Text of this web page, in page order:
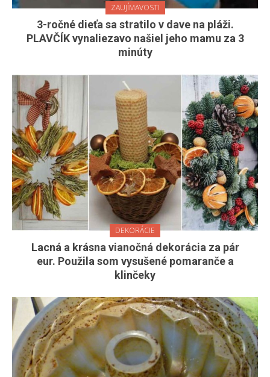
ZAUJÍMAVOSTI
3-ročné dieťa sa stratilo v dave na pláži.
PLAVČÍK vynaliezavo našiel jeho mamu za 3
minúty
DEKORÁCIE
Lacná a krásna vianočná dekorácia za pár
eur. Použila som vysušené pomaranče a
klinčeky